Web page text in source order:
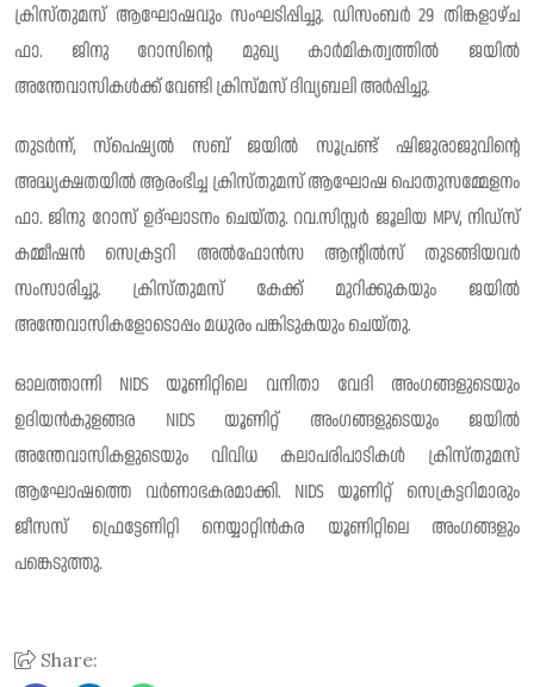
ക്രിസ്തുമസ് ആഘോഷവും സംഘടിപ്പിച്ചു. ഡിസംബർ 29 തിങ്കളാഴ്ച
ഫാ. ജിനു റോസിന്റെ മുഖ്യ കാർമികത്വത്തിൽ ജയിൽ
അന്തേവാസികൾക്ക് വേണ്ടി ക്രിസ്മസ് ദിവ്യബലി അർപ്പിച്ചു.
തുടർന്ന്, സ്പെഷ്യൽ സബ് ജയിൽ സൂപ്രണ്ട് ഷിജുരാജുവിന്റെ
അദ്ധ്യക്ഷതയിൽ ആരംഭിച്ച ക്രിസ്തുമസ് ആഘോഷ പൊതുസമ്മേളനം
ഫാ. ജിനു റോസ് ഉദ്ഘാടനം ചെയ്തു. റവ.സിസ്റ്റർ ജൂലിയ MPV, നിഡ്സ്
കമ്മീഷൻ സെക്രട്ടറി അൽഫോൻസ ആന്റിൽസ് തുടങ്ങിയവർ
സംസാരിച്ചു. ക്രിസ്തുമസ് കേക്ക് മുറിക്കുകയും ജയിൽ
അന്തേവാസികളോടൊപ്പം മധുരം പങ്കിടുകയും ചെയ്തു.
ഓലത്താന്നി NIDS യൂണിറ്റിലെ വനിതാ വേദി അംഗങ്ങളുടെയും
ഉദിയൻകുളങ്ങര NIDS യൂണിറ്റ് അംഗങ്ങളുടെയും ജയിൽ
അന്തേവാസികളുടെയും വിവിധ കലാപരിപാടികൾ ക്രിസ്തുമസ്
ആഘോഷത്തെ വർണാഭകരമാക്കി. NIDS യൂണിറ്റ് സെക്രട്ടറിമാരും
ജീസസ് ഫ്രെട്ടേണിറ്റി നെയ്യാറ്റിൻകര യൂണിറ്റിലെ അംഗങ്ങളും
പങ്കെടുത്തു.
Share: